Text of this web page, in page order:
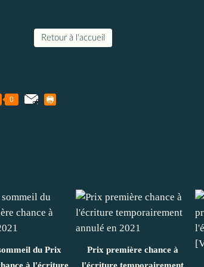
Retour à l'accueil
0
du Prix
à l'écriture
Prix première chance à
l'écriture temporairement